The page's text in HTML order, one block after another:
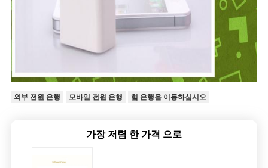
외부 전원 은행 모바일 전원 은행 힘 은행을 이동하십시오
가장 저렴 한 가격 으로